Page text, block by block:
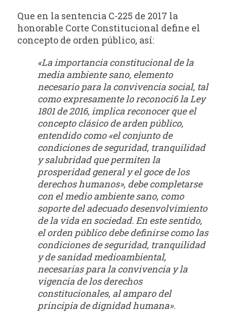
Que en la sentencia C-225 de 2017 la
honorable Corte Constitucional define el
concepto de orden público, así:
«La importancia constitucional de la
media ambiente sano, elemento
necesario para la convivencia social, tal
como expresamente lo reconoci6 la Ley
1801 de 2016, implica reconocer que el
concepto clásico de arden público,
entendido como «el conjunto de
condiciones de seguridad, tranquilidad
y salubridad que permiten la
prosperidad general y el goce de los
derechos humanos», debe completarse
con el medio ambiente sano, como
soporte del adecuado desenvolvimiento
de la vida en sociedad. En este sentido,
el orden público debe definirse como las
condiciones de seguridad, tranquilidad
y de sanidad medioambiental,
necesarias para la convivencia y la
vigencia de los derechos
constitucionales, al amparo del
principia de dignidad humana».